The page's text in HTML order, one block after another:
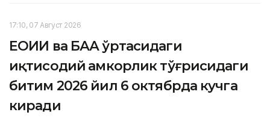
17:10, 07 Август 2026
ЕОИИ ва БАА ўртасидаги
иқтисодий ҳамкорлик тўғрисидаги
битим 2026 йил 6 октябрда кучга
киради